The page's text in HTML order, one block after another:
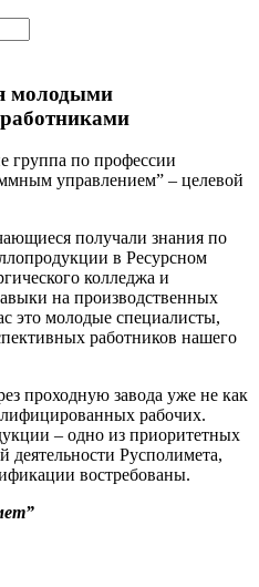
молодыми
группа по профессии
управлением” – целевой
получали знания по
в Ресурсном
колледжа и
на производственных
это молодые специалисты,
работников нашего
проходную завода уже не как
рабочих.
– одно из приоритетных
Русполимета,
востребованы.